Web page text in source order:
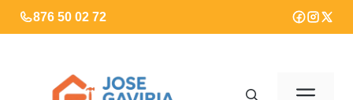
Saltar
al
876 50 02 72